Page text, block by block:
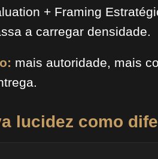
+ Framing
a carregar densidade.
mais autoridade, mais
lucidez como